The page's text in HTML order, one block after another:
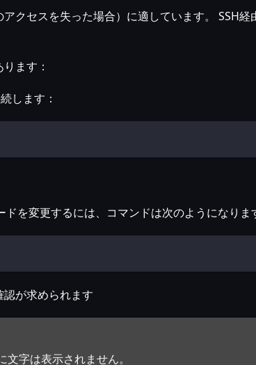
クセスを失った場合）に適しています。 SSH経
ます：
します：
を変更するには、コマンドは次のようになりま
が求められます
字は表示されません。